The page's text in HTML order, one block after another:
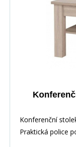
Konferenční
Praktická police